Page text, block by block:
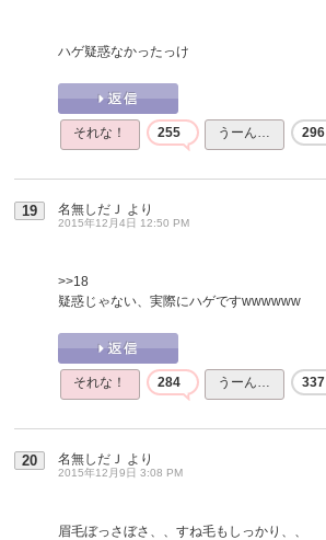
ハゲ疑惑なかったっけ
それな！ 255 うーん… 296
19 名無しだＪ より
2015年12月4日 12:50 PM
>>18
疑惑じゃない、実際にハゲですwwwwww
それな！ 284 うーん… 337
20 名無しだＪ より
2015年12月9日 3:08 PM
眉毛ぼっさぼさ、、すね毛もしっかり、、